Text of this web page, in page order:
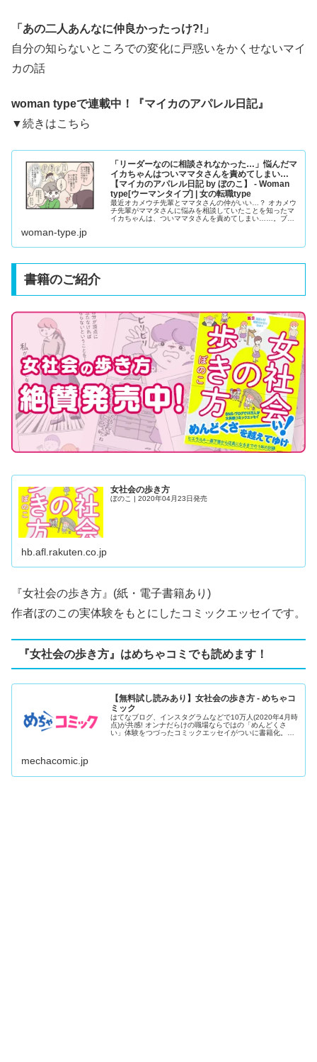
「あの二人あんなに仲良かったっけ?!」
自分の知らないところでの変化に戸惑いをかくせないマイ
カの話
woman typeで連載中！『マイカのアパレル日記』
▼続きはこちら
「リーダーなのに相談されなかった…」悩んだマ
イカちゃんはついママタさんを責めてしまい…
【マイカのアパレル日記 by ぼのこ】 - Woman
type[ウーマンタイプ] | 女の転職type
最近オカメウチ先輩とママタさんの仲がいい…？ オカメウ
チ先輩がママタさんに悩みを相談していたことを知ったマ
イカちゃんは、ついママタさんを責めてしまい……。ブロ
woman-type.jp
書籍のご紹介
女社会の歩き方
ぼのこ | 2020年04月23日発売
hb.afl.rakuten.co.jp
『女社会の歩き方 』(紙・電子書籍あり)
作者ぼのこの実体験をもとにしたコミックエッセイです。
『女社会の歩き方』はめちゃコミでも読めます！
【無料試し読みあり】女社会の歩き方 - めちゃコ
ミック
はてなブログ、インスタグラムなどで10万人(2020年4月時
点)が共感! オンナだらけの職場ならではの「めんどくさ
い」体験をつづったコミックエッセイがついに書籍化。子
mechacomic.jp